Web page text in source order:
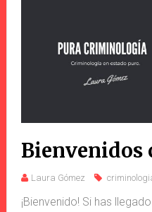
Laura Gómez
¡Bienvenido! Si has